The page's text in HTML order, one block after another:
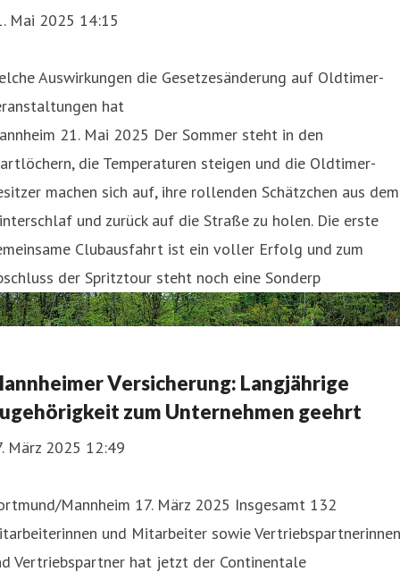
Mai 2025 14:15
Auswirkungen die Gesetzesänderung auf Oldtimer-
hat
21. Mai 2025 Der Sommer steht in den
die Temperaturen steigen und die Oldtimer-
machen sich auf, ihre rollenden Schätzchen aus dem
und zurück auf die Straße zu holen. Die erste
Clubausfahrt ist ein voller Erfolg und zum
der Spritztour steht noch eine Sonderp
Versicherung: Langjährige
zum Unternehmen geehrt
März 2025 12:49
Mannheim 17. März 2025 Insgesamt 132
und Mitarbeiter sowie Vertriebspartnerinnen
Vertriebspartner hat jetzt der Continentale